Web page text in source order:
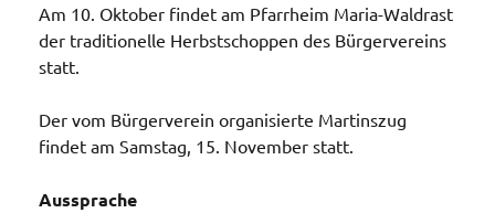
Am 10. Oktober findet am Pfarrheim Maria-Waldrast
der traditionelle Herbstschoppen des Bürgervereins
statt.
Der vom Bürgerverein organisierte Martinszug
findet am Samstag, 15. November statt.
Aussprache